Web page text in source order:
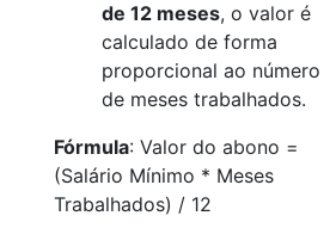
de 12 meses, o valor é
calculado de forma
proporcional ao número
de meses trabalhados.
Fórmula: Valor do abono =
(Salário Mínimo * Meses
Trabalhados) / 12